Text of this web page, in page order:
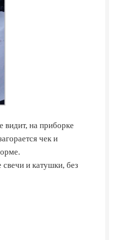
видит, на приборке
чек и
и катушки, без